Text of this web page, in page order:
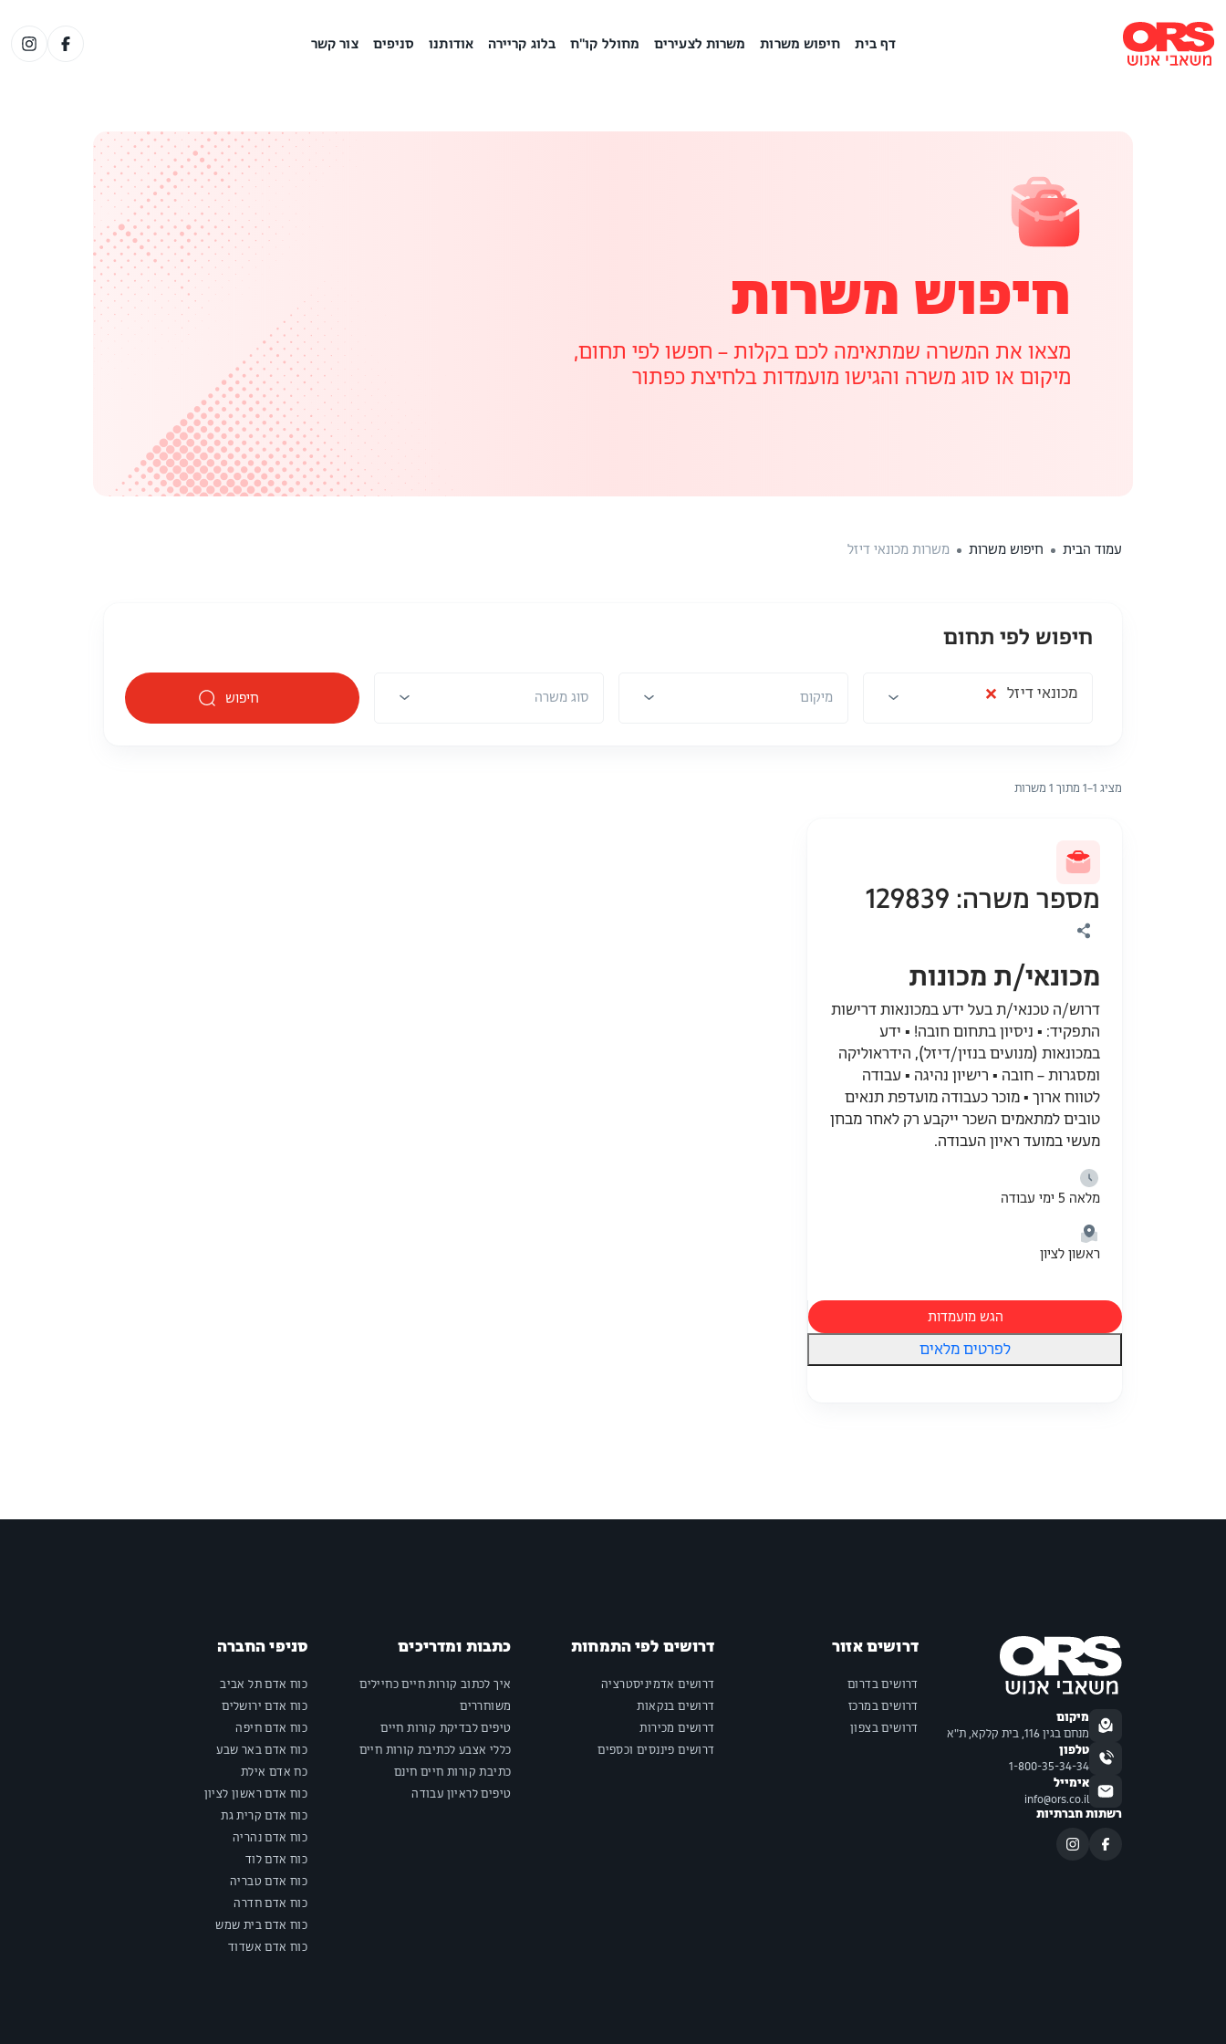
דף בית חיפוש משרות משרות לצעירים מחולל קו"ח בלוג קריירה אודותנו סניפים צור קשר
חיפוש משרות
מצאו את המשרה שמתאימה לכם בקלות – חפשו לפי תחום,
מיקום או סוג משרה והגישו מועמדות בלחיצת כפתור
עמוד הבית חיפוש משרות משרות מכונאי דיזל
חיפוש לפי תחום
× מכונאי דיזל מיקום סוג משרה חיפוש
מציג 1–1 מתוך 1 משרות
מספר משרה: 129839
מכונאי/ת מכונות
דרוש/ה טכנאי/ת בעל ידע במכונאות דרישות
התפקיד: ▪ ניסיון בתחום חובה! ▪ ידע
במכונאות (מנועים בנזין/דיזל), הידראוליקה
ומסגרות – חובה ▪ רישיון נהיגה ▪ עבודה
לטווח ארוך ▪ מוכר כעבודה מועדפת תנאים
טובים למתאמים השכר ייקבע רק לאחר מבחן
מעשי במועד ראיון העבודה.
מלאה 5 ימי עבודה
ראשון לציון
הגש מועמדות
לפרטים מלאים
מיקום
מנחם בגין 116, בית קלקא, ת"א
טלפון
1-800-35-34-34
אימייל
info@ors.co.il
רשתות חברתיות
דרושים אזור
דרושים בדרום
דרושים במרכז
דרושים בצפון
דרושים לפי התמחות
דרושים אדמיניסטרציה
דרושים בנקאות
דרושים מכירות
דרושים פיננסים וכספים
כתבות ומדריכים
איך לכתוב קורות חיים כחיילים
משוחררים
טיפים לבדיקת קורות חיים
כללי אצבע לכתיבת קורות חיים
כתיבת קורות חיים חינם
טיפים לראיון עבודה
סניפי החברה
כוח אדם תל אביב
כוח אדם ירושלים
כוח אדם חיפה
כוח אדם באר שבע
כח אדם אילת
כוח אדם ראשון לציון
כוח אדם קרית גת
כוח אדם נהריה
כוח אדם לוד
כוח אדם טבריה
כוח אדם חדרה
כוח אדם בית שמש
כוח אדם אשדוד